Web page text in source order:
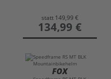
statt 149,99 €
preis
134,99 €
FOX